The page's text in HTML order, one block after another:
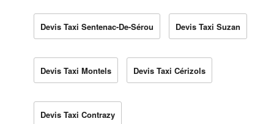
Devis Taxi Sentenac-De-Sérou Devis Taxi Suzan
Devis Taxi Montels Devis Taxi Cérizols
Devis Taxi Contrazy